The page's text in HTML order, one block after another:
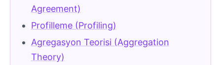
Agreement)
Profilleme (Profiling)
Agregasyon Teorisi (Aggregation
Theory)